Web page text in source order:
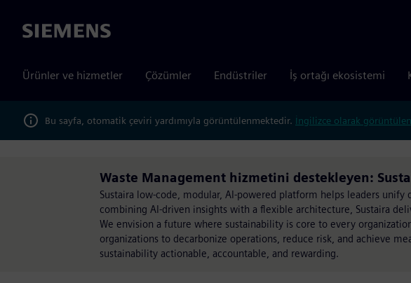
Siemens
Ürünler ve hizmetler Çözümler Endüstriler İş ortağı ekosistemi
Bu sayfa, otomatik çeviri yardımıyla görüntülenmektedir. İngilizce olarak
Waste Management hizmetini destekleyen:
Sustaira low-code, modular, AI-powered platform helps leaders
combining AI-driven insights with a flexible architecture, Sustaira
We envision a future where sustainability is core to every
organizations to decarbonize operations, reduce risk, and achieve
sustainability actionable, accountable, and rewarding.